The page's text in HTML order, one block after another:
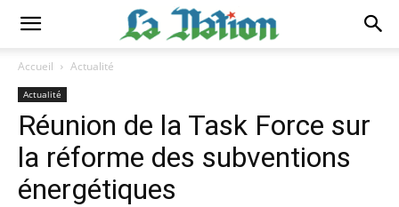
Accueil Actualité
Actualité
Réunion de la Task Force sur
la réforme des subventions
énergétiques